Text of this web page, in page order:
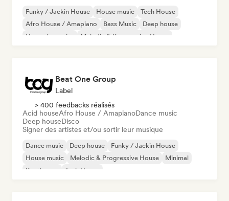
Funky / Jackin House House music
Tech House
Afro House / Amapiano
Bass Music
Deep house
House française
Melodic & Progressive House
Beat One Group
Label
> 400 feedbacks réalisés
Acid houseAfro House / AmapianoDance music
Deep houseDisco
Signer des artistes et/ou sortir leur musique
Dance music Deep house
Funky / Jackin House
House music
Melodic & Progressive House
Minimal
Psy-Trance
Tech House